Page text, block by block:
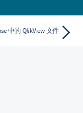
中的 QlikView 文件